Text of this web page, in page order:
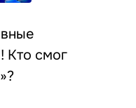
Кто смог